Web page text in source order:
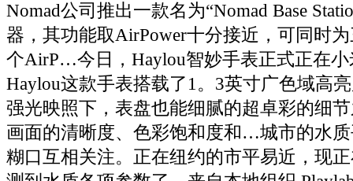
Nomad公司推出一款名为“Nomad Base
器，其功能取AirPower十分接近，可同时
个AirP…今日，Haylou智妙手表正式正在
Haylou这款手表搭载了1。3英寸广色域高
强光映照下，表盘也能细腻的超卓彩的细
画面的清晰度、色彩饱和度和…城市的水
糊口互相关注。正在纽约的市平易近，现